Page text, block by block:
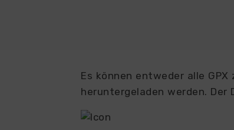
Es können entweder alle
heruntergeladen werden. Der